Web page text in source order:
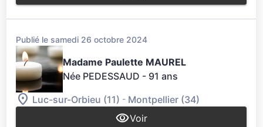
Publié le samedi 26 octobre 2024
Madame Paulette MAUREL
Née PEDESSAUD - 91 ans
Luc-sur-Orbieu (11) - Montpellier (34)
Voir